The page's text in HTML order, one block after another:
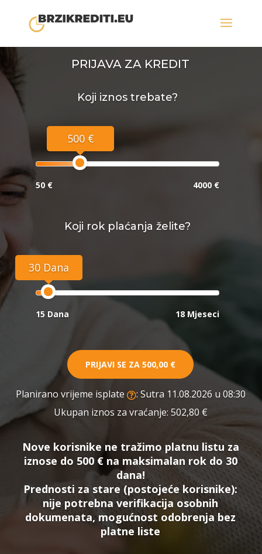
PRIJAVA ZA KREDIT
Koji iznos trebate?
500 €
50 € 4000 €
Koji rok plaćanja želite?
30 Dana
15 Dana 18 Mjeseci
PRIJAVI SE ZA 500,00 €
Planirano vrijeme isplate
: Sutra 11.08.2026 u 08:30
Ukupan iznos za vraćanje: 502,80 €
Nove korisnike ne tražimo platnu listu za
iznose do 500 € na maksimalan rok do 30
dana!
Prednosti za stare (postojeće korisnike):
nije potrebna verifikacija osobnih
dokumenata, mogućnost odobrenja bez
platne liste